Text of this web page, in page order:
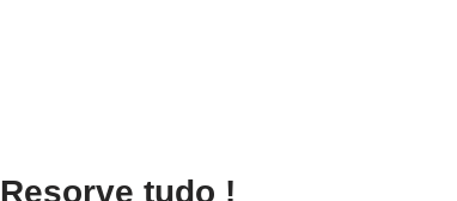
Resorve tudo !